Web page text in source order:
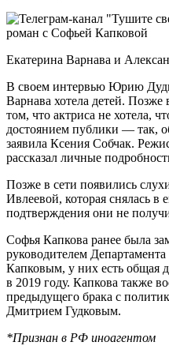
Екатерина Варнава и
В своем интервью Юрию
Варнава хотела детей.
том, что актриса не хотела,
достоянием публики — так,
заявила Ксения Собчак.
рассказал личные
Позже в сети появились
Ивлеевой, которая снялась в
подтверждения они не
Софья Капкова ранее была
руководителем
Капковым, у них есть общая
в 2019 году. Капкова также
предыдущего брака с
Дмитрием Гудковым.
*Признан в РФ иноагентом